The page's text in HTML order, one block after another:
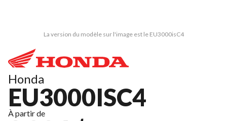
La version du modèle sur l'image est le EU3000isC4
Honda
EU3000ISC4
À partir de